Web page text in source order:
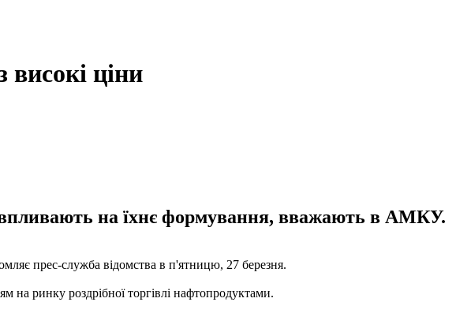
ціни
на їхнє формування, вважають в АМКУ.
прес-служба відомства в п'ятницю, 27 березня.
ринку роздрібної торгівлі нафтопродуктами.